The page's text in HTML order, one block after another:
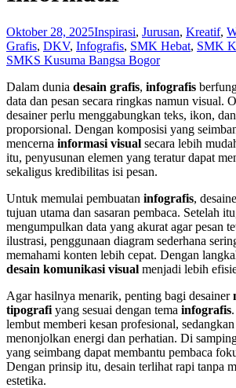
Oktober 28, 2025Inspirasi, Jurusan, Kreatif,
Grafis, DKV, Infografis, SMK Hebat, SMK
SMKS Kusuma Bangsa Bogor
Dalam dunia desain grafis, infografis
data dan pesan secara ringkas namun visual.
desainer perlu menggabungkan teks, ikon,
proporsional. Dengan komposisi yang
mencerna informasi visual secara lebih
itu, penyusunan elemen yang teratur dapat
sekaligus kredibilitas isi pesan.
Untuk memulai pembuatan infografis,
tujuan utama dan sasaran pembaca. Setelah
mengumpulkan data yang akurat agar pesan
ilustrasi, penggunaan diagram sederhana
memahami konten lebih cepat. Dengan
desain komunikasi visual menjadi lebih
Agar hasilnya menarik, penting bagi desainer
tipografi yang sesuai dengan tema infografis
lembut memberi kesan profesional,
menonjolkan energi dan perhatian. Di
yang seimbang dapat membantu pembaca
Dengan prinsip itu, desain terlihat rapi tanpa
estetika.